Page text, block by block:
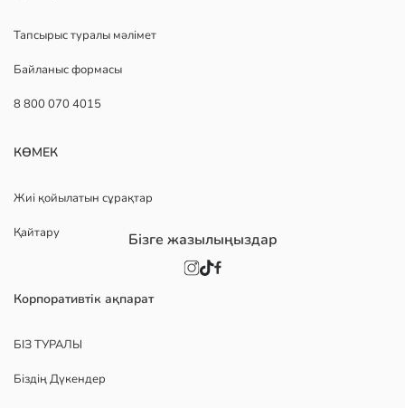
Тапсырыс туралы мәлімет
Байланыс формасы
8 800 070 4015
КӨМЕК
Жиі қойылатын сұрақтар
Қайтару
Корпоративтік ақпарат
БІЗ ТУРАЛЫ
Біздің Дүкендер
Бізге жазылыңыздар